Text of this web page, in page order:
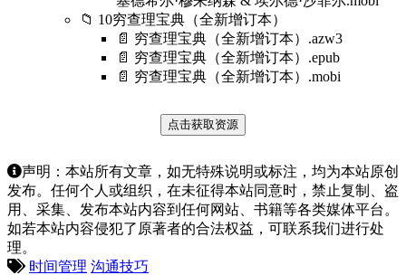
📁 10穷查理宝典（全新增订本）
📄 穷查理宝典（全新增订本）.azw3
📄 穷查理宝典（全新增订本）.epub
📄 穷查理宝典（全新增订本）.mobi
点击获取资源
声明：本站所有文章，如无特殊说明或标注，均为本站原创
发布。任何个人或组织，在未征得本站同意时，禁止复制、盗
用、采集、发布本站内容到任何网站、书籍等各类媒体平台。
如若本站内容侵犯了原著者的合法权益，可联系我们进行处
理。
时间管理 沟通技巧